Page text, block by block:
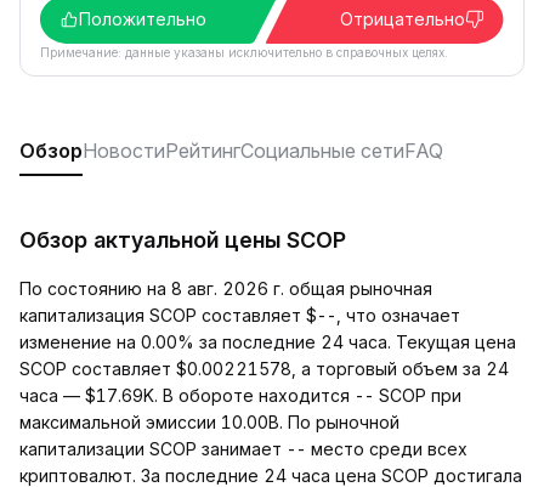
Положительно
Отрицательно
Примечание: данные указаны исключительно в справочных целях.
ОбзорНовостиРейтингСоциальные сетиFAQ
Обзор актуальной цены SCOP
По состоянию на 8 авг. 2026 г. общая рыночная
капитализация SCOP составляет $--, что означает
изменение на 0.00% за последние 24 часа. Текущая цена
SCOP составляет $0.00221578, а торговый объем за 24
часа — $17.69K. В обороте находится -- SCOP при
максимальной эмиссии 10.00B. По рыночной
капитализации SCOP занимает -- место среди всех
криптовалют. За последние 24 часа цена SCOP достигала